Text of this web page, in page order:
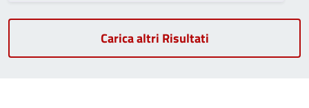
Carica altri Risultati